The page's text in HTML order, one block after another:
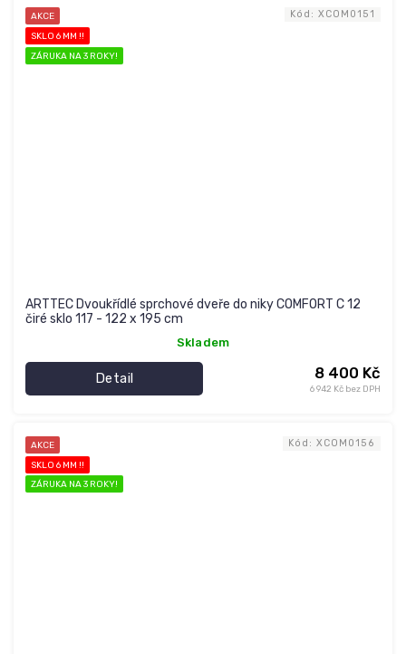
AKCE
SKLO 6 MM !!
ZÁRUKA NA 3 ROKY!
ARTTEC Dvoukřídlé sprchové dveře do niky COMFORT C 12
čiré sklo 117 - 122 x 195 cm
Skladem
6 942 Kč bez DPH
8 400 Kč
Detail
Kód: XCOM0151
AKCE
SKLO 6 MM !!
ZÁRUKA NA 3 ROKY!
Kód: XCOM0156